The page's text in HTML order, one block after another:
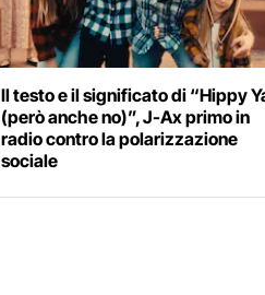
Il testo e il significato di “Hippy
(però anche no)”, J-Ax primo in
radio contro la polarizzazione
sociale